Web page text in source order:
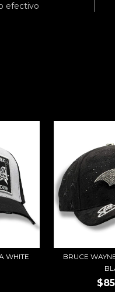
efectivo
WHITE
BRUCE